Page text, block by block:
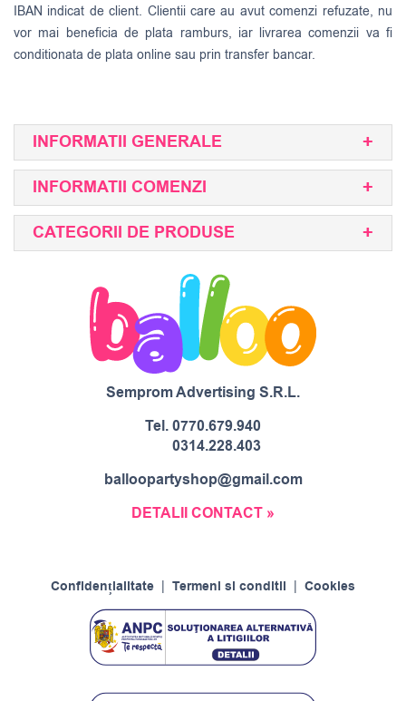
IBAN indicat de client. Clientii care au avut comenzi refuzate, nu
vor mai beneficia de plata ramburs, iar livrarea comenzii va fi
conditionata de plata online sau prin transfer bancar.
INFORMATII GENERALE
INFORMATII COMENZI
CATEGORII DE PRODUSE
Semprom Advertising S.R.L.
Tel.0770.679.940
0314.228.403
balloopartyshop@gmail.com
DETALII CONTACT »
Confidențialitate Termeni si conditii Cookies